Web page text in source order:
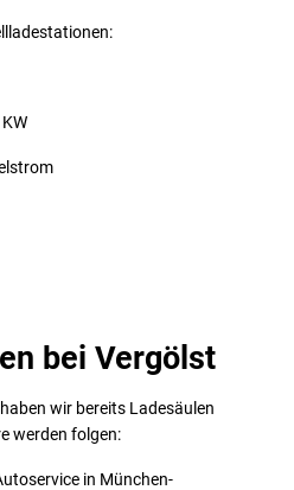
bei Vergölst
wir bereits Ladesäulen
werden folgen:
in München-